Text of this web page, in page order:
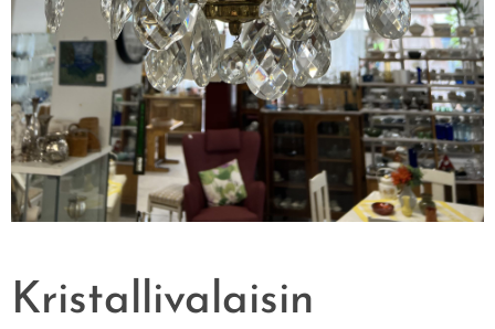
Kristallivalaisin